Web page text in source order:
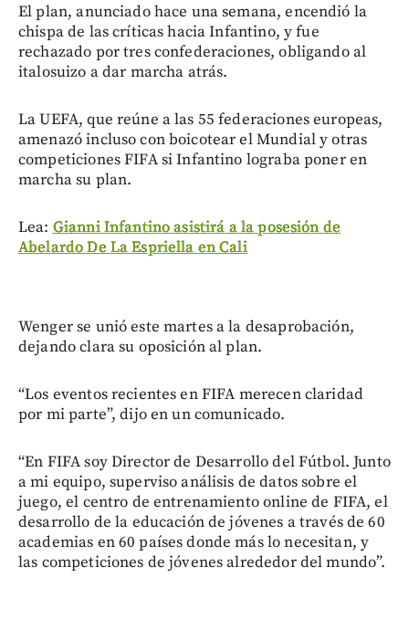
El plan, anunciado hace una semana, encendió la
chispa de las críticas hacia Infantino, y fue
rechazado por tres confederaciones, obligando al
italosuizo a dar marcha atrás.
La UEFA, que reúne a las 55 federaciones europeas,
amenazó incluso con boicotear el Mundial y otras
competiciones FIFA si Infantino lograba poner en
marcha su plan.
Lea: Gianni Infantino asistirá a la posesión de
Abelardo De La Espriella en Cali
Wenger se unió este martes a la desaprobación,
dejando clara su oposición al plan.
“Los eventos recientes en FIFA merecen claridad
por mi parte”, dijo en un comunicado.
“En FIFA soy Director de Desarrollo del Fútbol. Junto
a mi equipo, superviso análisis de datos sobre el
juego, el centro de entrenamiento online de FIFA, el
desarrollo de la educación de jóvenes a través de 60
academias en 60 países donde más lo necesitan, y
las competiciones de jóvenes alrededor del mundo”.